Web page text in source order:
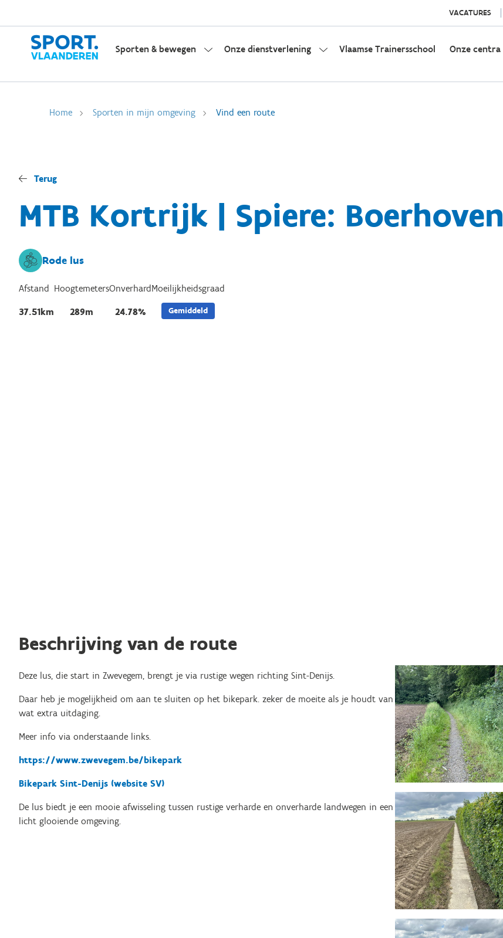
VACATURES
Sporten & bewegen Onze dienstverlening Vlaamse Trainersschool Onze centra
Home Sporten in mijn omgeving Vind een route
Terug
MTB Kortrijk | Spiere: Boerhoven
Rode lus
Afstand
37.51km
Hoogtemeters
289m
Onverhard
24.78%
Moeilijkheidsgraad
Gemiddeld
Beschrijving van de route
Deze lus, die start in Zwevegem, brengt je via rustige wegen richting Sint-Denijs.
Daar heb je mogelijkheid om aan te sluiten op het bikepark. zeker de moeite als je houdt van
wat extra uitdaging.
Meer info via onderstaande links.
https://www.zwevegem.be/bikepark
Bikepark Sint-Denijs (website SV)
De lus biedt je een mooie afwisseling tussen rustige verharde en onverharde landwegen in een
licht glooiende omgeving.